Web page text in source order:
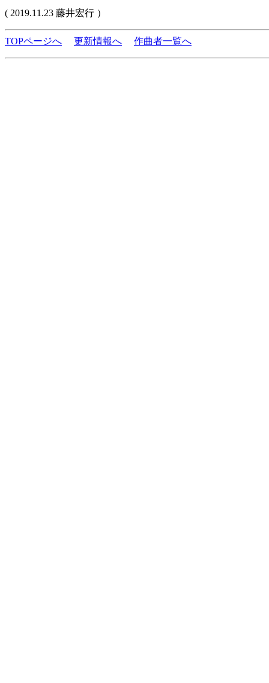
( 2019.11.23 藤井宏行 ）
TOPページへ 更新情報へ 作曲者一覧へ